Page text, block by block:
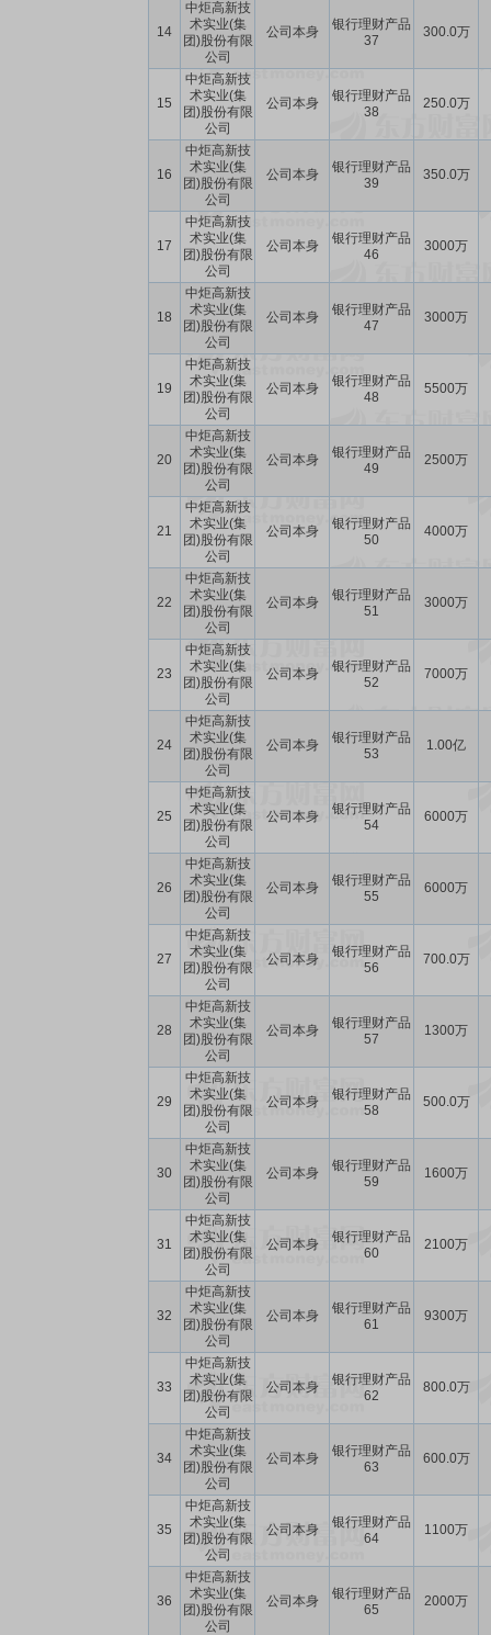
14
中炬高新技
术实业(集
团)股份有限
公司
公司本身
银行理财产品
37
300.0万
15
中炬高新技
术实业(集
团)股份有限
公司
公司本身
银行理财产品
38
250.0万
16
中炬高新技
术实业(集
团)股份有限
公司
公司本身
银行理财产品
39
350.0万
17
中炬高新技
术实业(集
团)股份有限
公司
公司本身
银行理财产品
46
3000万
18
中炬高新技
术实业(集
团)股份有限
公司
公司本身
银行理财产品
47
3000万
19
中炬高新技
术实业(集
团)股份有限
公司
公司本身
银行理财产品
48
5500万
20
中炬高新技
术实业(集
团)股份有限
公司
公司本身
银行理财产品
49
2500万
21
中炬高新技
术实业(集
团)股份有限
公司
公司本身
银行理财产品
50
4000万
22
中炬高新技
术实业(集
团)股份有限
公司
公司本身
银行理财产品
51
3000万
23
中炬高新技
术实业(集
团)股份有限
公司
公司本身
银行理财产品
52
7000万
24
中炬高新技
术实业(集
团)股份有限
公司
公司本身
银行理财产品
53
1.00亿
25
中炬高新技
术实业(集
团)股份有限
公司
公司本身
银行理财产品
54
6000万
26
中炬高新技
术实业(集
团)股份有限
公司
公司本身
银行理财产品
55
6000万
27
中炬高新技
术实业(集
团)股份有限
公司
公司本身
银行理财产品
56
700.0万
28
中炬高新技
术实业(集
团)股份有限
公司
公司本身
银行理财产品
57
1300万
29
中炬高新技
术实业(集
团)股份有限
公司
公司本身
银行理财产品
58
500.0万
30
中炬高新技
术实业(集
团)股份有限
公司
公司本身
银行理财产品
59
1600万
31
中炬高新技
术实业(集
团)股份有限
公司
公司本身
银行理财产品
60
2100万
32
中炬高新技
术实业(集
团)股份有限
公司
公司本身
银行理财产品
61
9300万
33
中炬高新技
术实业(集
团)股份有限
公司
公司本身
银行理财产品
62
800.0万
34
中炬高新技
术实业(集
团)股份有限
公司
公司本身
银行理财产品
63
600.0万
35
中炬高新技
术实业(集
团)股份有限
公司
公司本身
银行理财产品
64
1100万
36
中炬高新技
术实业(集
团)股份有限
公司
公司本身
银行理财产品
65
2000万